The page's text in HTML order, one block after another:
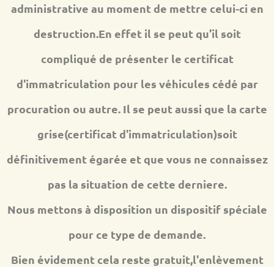
administrative au moment de mettre celui-ci en
destruction.En effet il se peut qu'il soit
compliqué de présenter le certificat
d'immatriculation pour les véhicules cédé par
procuration ou autre. Il se peut aussi que la carte
grise(certificat d'immatriculation)soit
définitivement égarée et que vous ne connaissez
pas la situation de cette derniere.
Nous mettons à disposition un dispositif spéciale
pour ce type de demande.
Bien évidement cela reste gratuit,l'enlèvement